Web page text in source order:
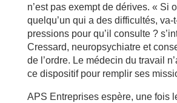
n’est pas exempt de dérives. « Si
quelqu’un qui a des difficultés, va-
pressions pour qu’il consulte ?
Cressard, neuropsychiatre et
de l’ordre. Le médecin du travail
ce dispositif pour remplir ses
APS Entreprises espère, une fois